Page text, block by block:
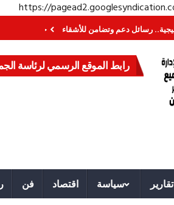
https://
دعم وتضامن للأشقاء جهاز مستقبل مصر
رابط الموقع الرسمي لرئاسة
تقارير سياسة اقتصاد فن